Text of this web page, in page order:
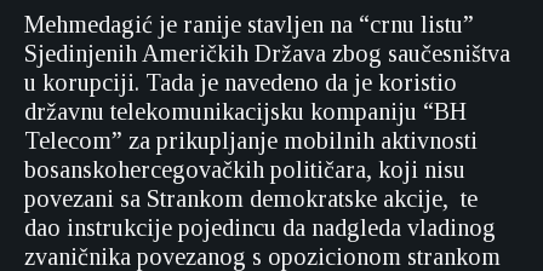
Mehmedagić je ranije stavljen na “crnu listu”
Sjedinjenih Američkih Država zbog saučesništva
u korupciji. Tada je navedeno da je koristio
državnu telekomunikacijsku kompaniju “BH
Telecom” za prikupljanje mobilnih aktivnosti
bosanskohercegovačkih političara, koji nisu
povezani sa Strankom demokratske akcije, te
dao instrukcije pojedincu da nadgleda vladinog
zvaničnika povezanog s opozicionom strankom